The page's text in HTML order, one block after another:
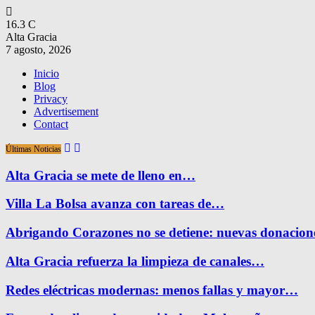
16.3 C
Alta Gracia
7 agosto, 2026
Inicio
Blog
Privacy
Advertisement
Contact
Últimas Noticias
Alta Gracia se mete de lleno en…
Villa La Bolsa avanza con tareas de…
Abrigando Corazones no se detiene: nuevas
Alta Gracia refuerza la limpieza de canales…
Redes eléctricas modernas: menos fallas y mayor…